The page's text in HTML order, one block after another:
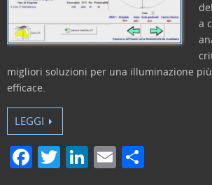
a
migliori soluzioni per una illuminazione
efficace.
LEGGI
F T Li E